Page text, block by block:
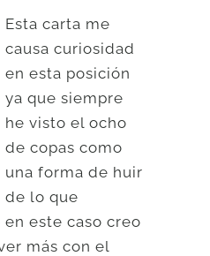
Esta carta me
causa curiosidad
en esta posición
ya que siempre
he visto el ocho
de copas como
una forma de huir
de lo que
este caso creo
más con el